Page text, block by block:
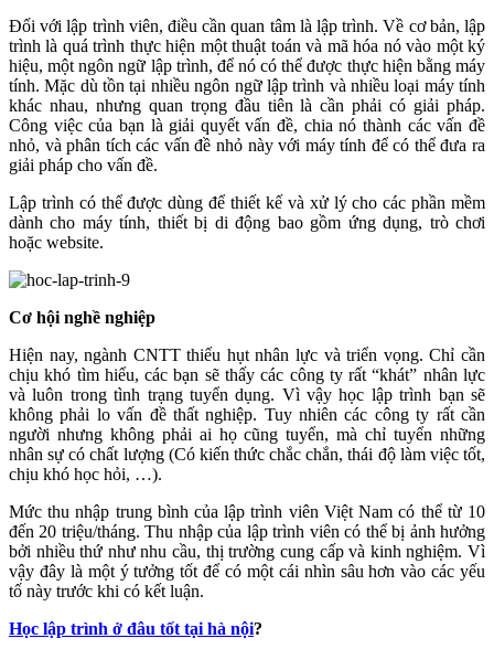
Đối với lập trình viên, điều cần quan tâm là lập trình. Về cơ bản, lập
trình là quá trình thực hiện một thuật toán và mã hóa nó vào một ký
hiệu, một ngôn ngữ lập trình, để nó có thể được thực hiện bằng máy
tính. Mặc dù tồn tại nhiều ngôn ngữ lập trình và nhiều loại máy tính
khác nhau, nhưng quan trọng đầu tiên là cần phải có giải pháp.
Công việc của bạn là giải quyết vấn đề, chia nó thành các vấn đề
nhỏ, và phân tích các vấn đề nhỏ này với máy tính để có thể đưa ra
giải pháp cho vấn đề.
Lập trình có thể được dùng để thiết kế và xử lý cho các phần mềm
dành cho máy tính, thiết bị di động bao gồm ứng dụng, trò chơi
hoặc website.
Cơ hội nghề nghiệp
Hiện nay, ngành CNTT thiếu hụt nhân lực và triển vọng. Chỉ cần
chịu khó tìm hiểu, các bạn sẽ thấy các công ty rất “khát” nhân lực
và luôn trong tình trạng tuyển dụng. Vì vậy học lập trình bạn sẽ
không phải lo vấn đề thất nghiệp. Tuy nhiên các công ty rất cần
người nhưng không phải ai họ cũng tuyển, mà chỉ tuyển những
nhân sự có chất lượng (Có kiến thức chắc chắn, thái độ làm việc tốt,
chịu khó học hỏi, …).
Mức thu nhập trung bình của lập trình viên Việt Nam có thể từ 10
đến 20 triệu/tháng. Thu nhập của lập trình viên có thể bị ảnh hưởng
bởi nhiều thứ như nhu cầu, thị trường cung cấp và kinh nghiệm. Vì
vậy đây là một ý tưởng tốt để có một cái nhìn sâu hơn vào các yếu
tố này trước khi có kết luận.
Học lập trình ở đâu tốt tại hà nội?